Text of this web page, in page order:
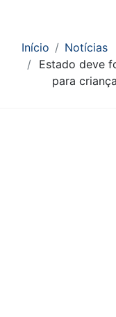
Início
Notícias
Estado deve
para